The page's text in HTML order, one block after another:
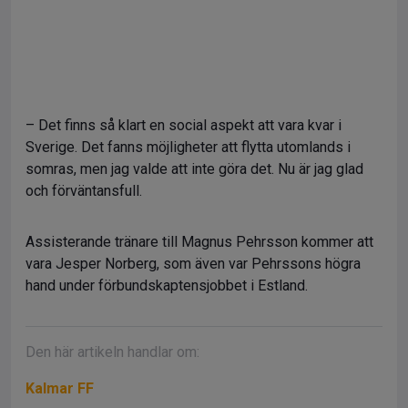
– Det finns så klart en social aspekt att vara kvar i
Sverige. Det fanns möjligheter att flytta utomlands i
somras, men jag valde att inte göra det. Nu är jag glad
och förväntansfull.
Assisterande tränare till Magnus Pehrsson kommer att
vara Jesper Norberg, som även var Pehrssons högra
hand under förbundskaptensjobbet i Estland.
Den här artikeln handlar om:
Kalmar FF